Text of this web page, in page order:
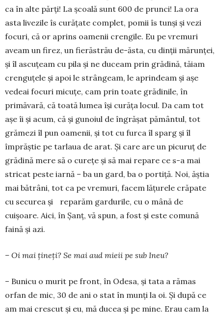
ca în alte părți! La școală sunt 600 de prunci! La ora
asta livezile îs curățate complet, pomii îs tunși și vezi
focuri, că or aprins oamenii crengile. Eu pe vremuri
aveam un firez, un fierăstrău de-ăsta, cu dinții mărunței,
și îl ascuțeam cu pila și ne duceam prin grădină, tăiam
crenguțele și apoi le strângeam, le aprindeam și așe
vedeai focuri micuțe, cam prin toate grădinile, în
primăvară, că toată lumea își curăța locul. Da cam tot
așe îi și acum, că și gunoiul de îngrășat pământul, tot
grămezi îl pun oamenii, și tot cu furca îl sparg și îl
împrăștie pe tarlaua de arat. Și care are un picuruț de
grădină mere să o curețe și să mai repare ce s-a mai
stricat peste iarnă – ba un gard, ba o portiță. Noi, ăștia
mai bătrâni, tot ca pe vremuri, facem lățurele crăpate
cu securea și reparăm gardurile, cu o mână de
cuișoare. Aici, în Șanț, vă spun, a fost și este comună
faină și azi.
– Oi mai țineți? Se mai aud mieii pe sub Ineu?
– Bunicu o murit pe front, în Odesa, și tata a rămas
orfan de mic, 30 de ani o stat în munți la oi. Și după ce
am mai crescut și eu, mă ducea și pe mine. Erau cam la